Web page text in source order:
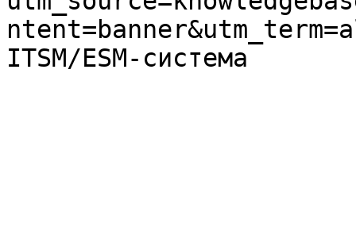
ITSM/ESM-система